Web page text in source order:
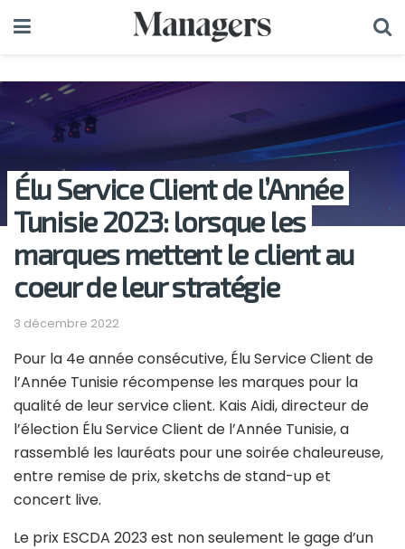
Élu Service Client de l’Année
Tunisie 2023: lorsque les
marques mettent le client au
coeur de leur stratégie
3 décembre 2022
Pour la 4e année consécutive, Élu Service Client de
l’Année Tunisie récompense les marques pour la
qualité de leur service client. Kais Aidi, directeur de
l’élection Élu Service Client de l’Année Tunisie, a
rassemblé les lauréats pour une soirée chaleureuse,
entre remise de prix, sketchs de stand-up et
concert live.
Le prix ESCDA 2023 est non seulement le gage d’un